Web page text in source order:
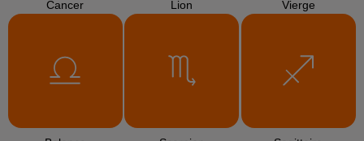
ENRIQUE IGLESIAS
Tired Of Being Sorry
Self Aware
SIA
The Greatest